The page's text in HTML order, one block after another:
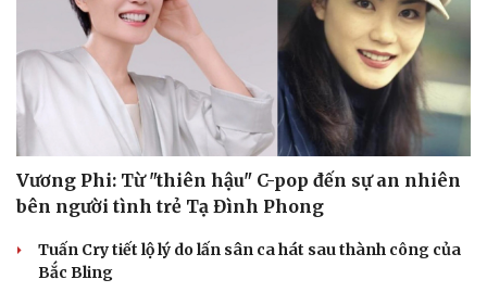
Vương Phi: Từ "thiên hậu" C-pop đến sự an nhiên
bên người tình trẻ Tạ Đình Phong
Tuấn Cry tiết lộ lý do lấn sân ca hát sau thành công của
Bắc Bling